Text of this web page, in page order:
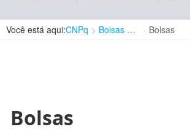
Você está aqui:CNPq Bolsas e Auxílios Vigentes Bolsas
Bolsas